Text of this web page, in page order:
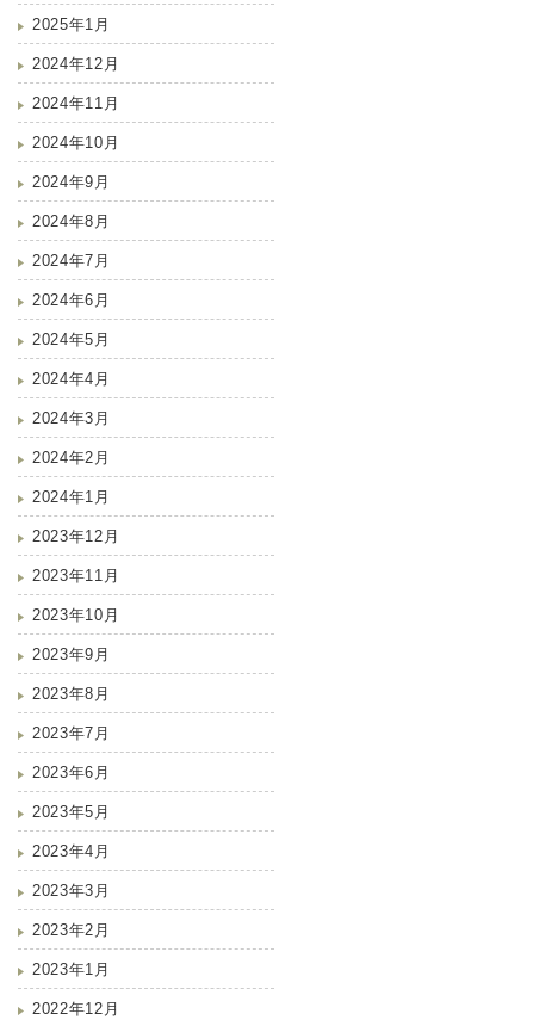
2025年1月
2024年12月
2024年11月
2024年10月
2024年9月
2024年8月
2024年7月
2024年6月
2024年5月
2024年4月
2024年3月
2024年2月
2024年1月
2023年12月
2023年11月
2023年10月
2023年9月
2023年8月
2023年7月
2023年6月
2023年5月
2023年4月
2023年3月
2023年2月
2023年1月
2022年12月